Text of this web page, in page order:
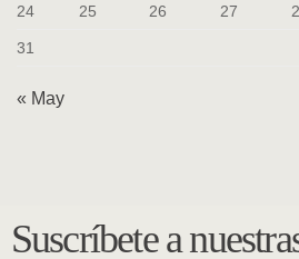
24 25 26 27
31
« May
Suscríbete a